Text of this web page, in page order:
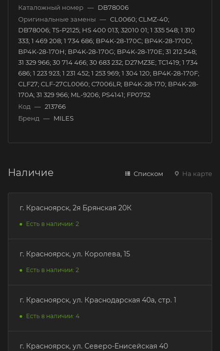
Каталожный номер — DB78006
Оригинальные замены — CL0060; CLMZ-40;
DB78006; TS-P2125; HS 400 013; 32010 01; 1 335 548; 1 310
333; 1 469 208; 1 734 686; BP4K-28-170C; BP4K-28-170D;
BP4K-28-170H; BP4K-28-170G; BP4K-28-170E; 31 212 548;
31 329 966; 30 714 466; 30 683 232; D27MZ3E; TC1419; 1 734
686; 1 223 923; 1 231 452; 1 253 969; 1 304 120; BP4K-28-170F;
CLF27; CLF-27CL0060; C7006LR; BP4K-28-170; BP4K-28-
170A; 31 329 966; ML-9206; PS4141; FP0752
Код — 213766
Бренд — MILES
Наличие Списком На карте
г. Красноярск, 2я Брянская 20К
Есть в наличии: 2
г. Красноярск, ул. Королева, 15
Есть в наличии: 2
г. Красноярск, ул. Краснодарская 40а, стр. 1
Есть в наличии: 4
г. Красноярск, ул. Северо-Енисейская 40